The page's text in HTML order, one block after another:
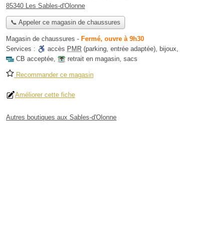
85340 Les Sables-d'Olonne
📞 Appeler ce magasin de chaussures
Magasin de chaussures - Fermé, ouvre à 9h30
Services :
accès PMR (parking, entrée adaptée), bijoux,
CB acceptée, retrait en magasin, sacs
Recommander ce magasin
Améliorer cette fiche
Autres boutiques aux Sables-d'Olonne